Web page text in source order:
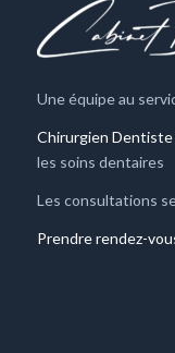
Une équipe au
Chirurgien Dentiste
les soins dentaires
Les consultations
Prendre rendez-